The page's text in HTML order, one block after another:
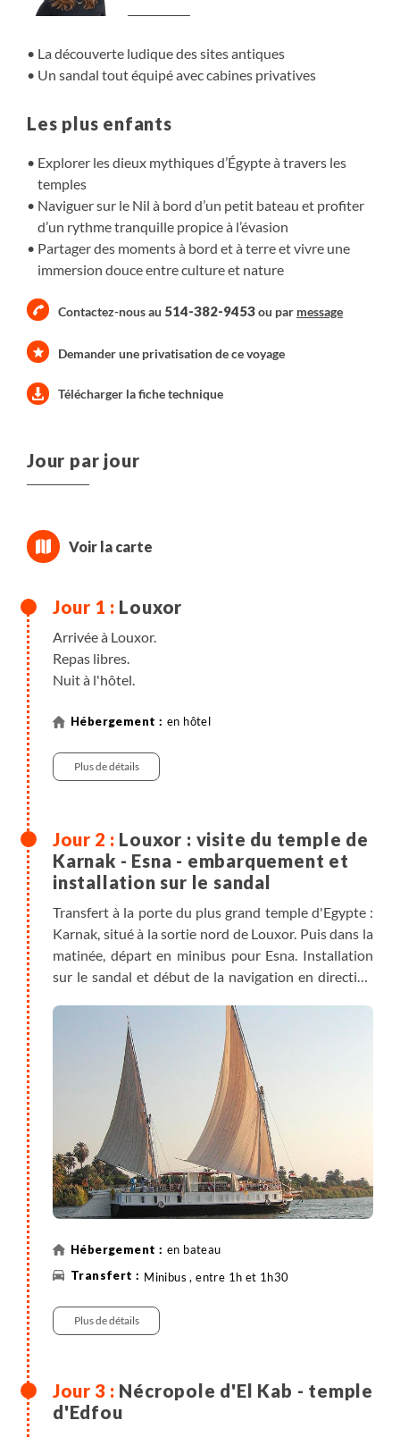
La découverte ludique des sites antiques
Un sandal tout équipé avec cabines privatives
Les plus enfants
Explorer les dieux mythiques d’Égypte à travers les
temples
Naviguer sur le Nil à bord d’un petit bateau et profiter
d’un rythme tranquille propice à l’évasion
Partager des moments à bord et à terre et vivre une
immersion douce entre culture et nature
Contactez-nous au 514-382-9453ou par message
Demander une privatisation de ce voyage
Télécharger la fiche technique
Jour par jour
Louxor
Arrivée à Louxor.
Repas libres.
Nuit à l'hôtel.
en hôtel
Plus de détails
Louxor : visite du temple de
Karnak - Esna - embarquement et
installation sur le sandal
Transfert à la porte du plus grand temple d'Egypte :
Karnak, situé à la sortie nord de Louxor. Puis dans la
matinée, départ en minibus pour Esna. Installation
sur le sandal et début de la navigation en direction
Dîner et nuit à bord à El Hegz.
en bateau
Minibus , entre 1h et 1h30
Plus de détails
Nécropole d'El Kab - temple
d'Edfou